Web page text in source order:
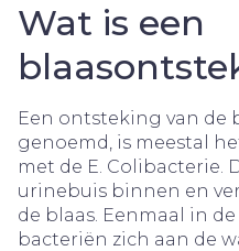
Wat is een
Een ontsteking van de
genoemd, is meestal
met de E. Colibacterie.
urinebuis binnen en
de blaas. Eenmaal in
bacteriën zich aan de